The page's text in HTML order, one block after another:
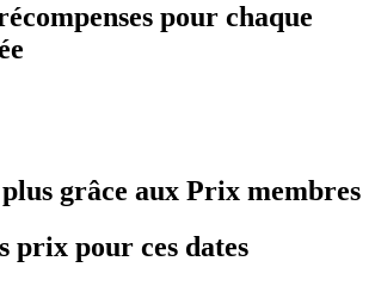
pour chaque
grâce aux Prix membres
prix pour ces dates